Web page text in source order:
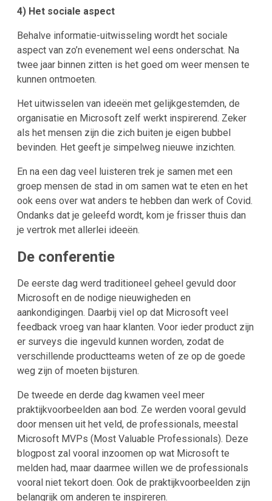
4) Het sociale aspect
Behalve informatie-uitwisseling wordt het sociale
aspect van zo’n evenement wel eens onderschat. Na
twee jaar binnen zitten is het goed om weer mensen te
kunnen ontmoeten.
Het uitwisselen van ideeën met gelijkgestemden, de
organisatie en Microsoft zelf werkt inspirerend. Zeker
als het mensen zijn die zich buiten je eigen bubbel
bevinden. Het geeft je simpelweg nieuwe inzichten.
En na een dag veel luisteren trek je samen met een
groep mensen de stad in om samen wat te eten en het
ook eens over wat anders te hebben dan werk of Covid.
Ondanks dat je geleefd wordt, kom je frisser thuis dan
je vertrok met allerlei ideeën.
De conferentie
De eerste dag werd traditioneel geheel gevuld door
Microsoft en de nodige nieuwigheden en
aankondigingen. Daarbij viel op dat Microsoft veel
feedback vroeg van haar klanten. Voor ieder product zijn
er surveys die ingevuld kunnen worden, zodat de
verschillende productteams weten of ze op de goede
weg zijn of moeten bijsturen.
De tweede en derde dag kwamen veel meer
praktijkvoorbeelden aan bod. Ze werden vooral gevuld
door mensen uit het veld, de professionals, meestal
Microsoft MVPs (Most Valuable Professionals). Deze
blogpost zal vooral inzoomen op wat Microsoft te
melden had, maar daarmee willen we de professionals
vooral niet tekort doen. Ook de praktijkvoorbeelden zijn
belangrijk om anderen te inspireren.